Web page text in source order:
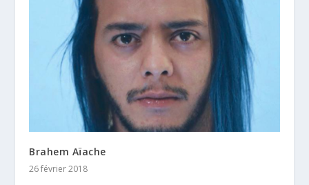
Brahem Aïache
26 février 2018